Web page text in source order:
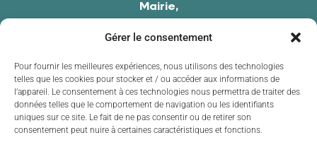
Gérer le consentement
Pour fournir les meilleures expériences, nous utilisons des technologies
telles que les cookies pour stocker et / ou accéder aux informations de
l’appareil. Le consentement à ces technologies nous permettra de traiter des
données telles que le comportement de navigation ou les identifiants
uniques sur ce site. Le fait de ne pas consentir ou de retirer son
consentement peut nuire à certaines caractéristiques et fonctions.
Mairie,
87270 Couzeix
05 55 39 34 09
Contacter la mairie
Horaires d'ouverture
Lundide 8h30 à 12h00 et de 13h30 à 17h30
Mardi
de 8h30 à 12h00 et de 13h30 à 17h30